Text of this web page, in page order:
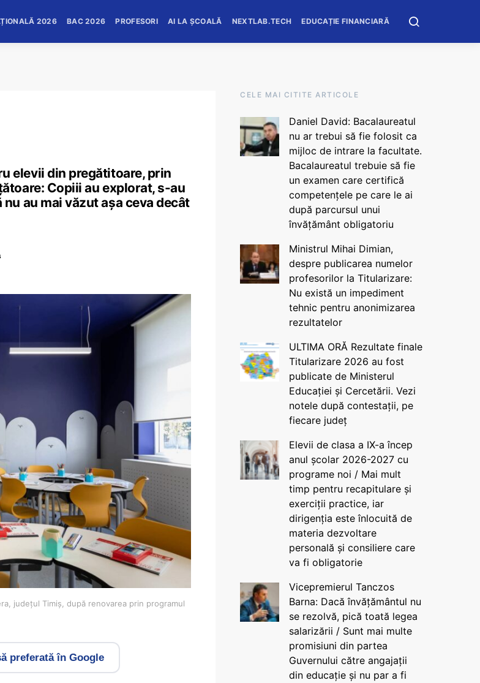
2026 BAC 2026 PROFESORI AI LA ȘCOALĂ NEXTLAB.TECH EDUCAȚIE FINANCIARĂ
elevii din pregătitoare, prin
Copiii au explorat, s-au
au mai văzut așa ceva decât
județul Timiș, după renovarea prin programul
preferată în Google
CELE MAI CITITE ARTICOLE
Daniel David: Bacalaureatul
nu ar trebui să fie folosit ca
mijloc de intrare la facultate.
Bacalaureatul trebuie să fie
un examen care certifică
competențele pe care le ai
după parcursul unui
învățământ obligatoriu
Ministrul Mihai Dimian,
despre publicarea numelor
profesorilor la Titularizare:
Nu există un impediment
tehnic pentru anonimizarea
rezultatelor
ULTIMA ORĂ Rezultate finale
Titularizare 2026 au fost
publicate de Ministerul
Educației și Cercetării. Vezi
notele după contestații, pe
fiecare județ
Elevii de clasa a IX-a încep
anul școlar 2026-2027 cu
programe noi / Mai mult
timp pentru recapitulare și
exerciții practice, iar
dirigenția este înlocuită de
materia dezvoltare
personală și consiliere care
va fi obligatorie
Vicepremierul Tanczos
Barna: Dacă învățământul nu
se rezolvă, pică toată legea
salarizării / Sunt mai multe
promisiuni din partea
Guvernului către angajații
din educație și nu par a fi